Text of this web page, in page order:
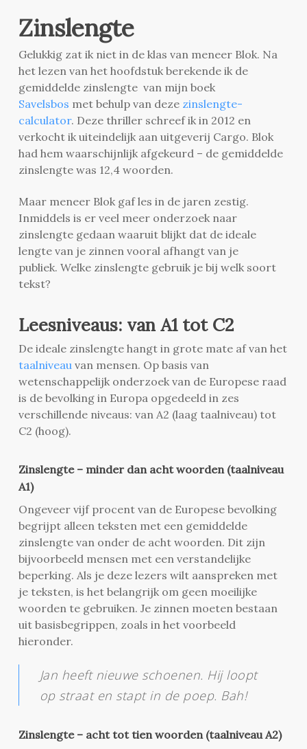
Zinslengte
Gelukkig zat ik niet in de klas van meneer Blok. Na
het lezen van het hoofdstuk berekende ik de
gemiddelde zinslengte van mijn boek
Savelsbos met behulp van deze zinslengte-
calculator. Deze thriller schreef ik in 2012 en
verkocht ik uiteindelijk aan uitgeverij Cargo. Blok
had hem waarschijnlijk afgekeurd – de gemiddelde
zinslengte was 12,4 woorden.
Maar meneer Blok gaf les in de jaren zestig.
Inmiddels is er veel meer onderzoek naar
zinslengte gedaan waaruit blijkt dat de ideale
lengte van je zinnen vooral afhangt van je
publiek. Welke zinslengte gebruik je bij welk soort
tekst?
Leesniveaus: van A1 tot C2
De ideale zinslengte hangt in grote mate af van het
taalniveau van mensen. Op basis van
wetenschappelijk onderzoek van de Europese raad
is de bevolking in Europa opgedeeld in zes
verschillende niveaus: van A2 (laag taalniveau) tot
C2 (hoog).
Zinslengte – minder dan acht woorden (taalniveau
A1)
Ongeveer vijf procent van de Europese bevolking
begrijpt alleen teksten met een gemiddelde
zinslengte van onder de acht woorden. Dit zijn
bijvoorbeeld mensen met een verstandelijke
beperking. Als je deze lezers wilt aanspreken met
je teksten, is het belangrijk om geen moeilijke
woorden te gebruiken. Je zinnen moeten bestaan
uit basisbegrippen, zoals in het voorbeeld
hieronder.
Jan heeft nieuwe schoenen. Hij loopt
op straat en stapt in de poep. Bah!
Zinslengte – acht tot tien woorden (taalniveau A2)